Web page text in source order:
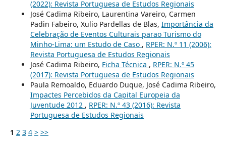
(2022): Revista Portuguesa de Estudos Regionais
José Cadima Ribeiro, Laurentina Vareiro, Carmen
Padin Fabeiro, Xulio Pardellas de Blas, Importância da
Celebração de Eventos Culturais parao Turismo do
Minho-Lima: um Estudo de Caso , RPER: N.º 11 (2006):
Revista Portuguesa de Estudos Regionais
José Cadima Ribeiro, Ficha Técnica , RPER: N.º 45
(2017): Revista Portuguesa de Estudos Regionais
Paula Remoaldo, Eduardo Duque, José Cadima Ribeiro,
Impactes Percebidos da Capital Europeia da
Juventude 2012 , RPER: N.º 43 (2016): Revista
Portuguesa de Estudos Regionais
1 2 3 4 > >>